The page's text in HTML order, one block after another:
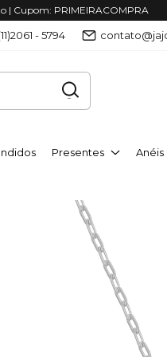
| Cupom: PRIMEIRACOMPRA
- 5794
Presentes Anéis